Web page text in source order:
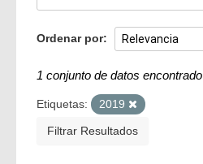
Ordenar por
1 conjunto de datos encontrado
Etiquetas: 2019
Filtrar Resultados